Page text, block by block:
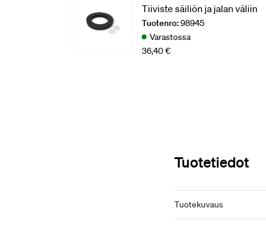
Tiiviste säiliön ja jalan väliin
Tuotenro:98945
Varastossa
36,40 €
Tuotetiedot
Tuotekuvaus